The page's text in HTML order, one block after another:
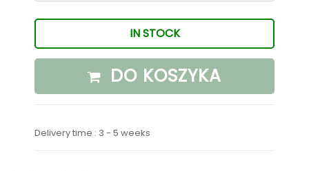
IN STOCK
DO KOSZYKA
Delivery time : 3 - 5 weeks